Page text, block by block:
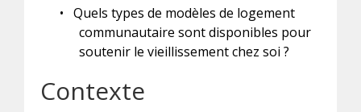
• Quels types de modèles de logement
communautaire sont disponibles pour
soutenir le vieillissement chez soi ?
Contexte